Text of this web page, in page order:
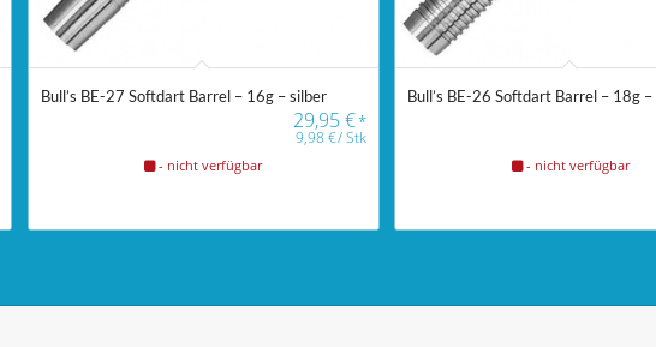
Bull’s BE-27 Softdart Barrel – 16g – silber
29,95€*
9,98 €/Stk
- nicht verfügbar
Bull’s BE-26 Softdart Barrel – 18g
- nicht verfügbar